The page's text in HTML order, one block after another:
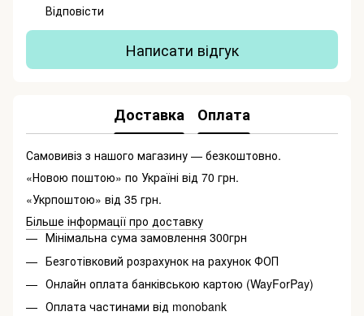
Відповісти
Написати відгук
Доставка Оплата
Самовивіз з нашого магазину — безкоштовно.
«Новою поштою» по Україні від 70 грн.
«Укрпоштою» від 35 грн.
Більше інформації про доставку
Мінімальна сума замовлення 300грн
Безготівковий розрахунок на рахунок ФОП
Онлайн оплата банківською картою (WayForPay)
Оплата частинами від monobank